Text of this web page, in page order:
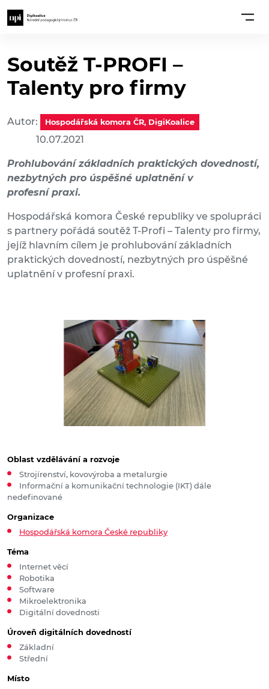
Soutěž T-PROFI –
Talenty pro firmy
Autor: Hospodářská komora ČR, DigiKoalice
10.07.2021
Prohlubování základních praktických dovedností,
nezbytných pro úspěšné uplatnění v
profesní praxi.
Hospodářská komora České republiky ve spolupráci
s partnery pořádá soutěž T-Profi – Talenty pro firmy,
jejíž hlavním cílem je prohlubování základních
praktických dovedností, nezbytných pro úspěšné
uplatnění v profesní praxi.
Oblast vzdělávání a rozvoje
Strojírenství, kovovýroba a metalurgie
Informační a komunikační technologie (IKT) dále
nedefinované
Organizace
Hospodářská komora České republiky
Téma
Internet věcí
Robotika
Software
Mikroelektronika
Digitální dovednosti
Úroveň digitálních dovedností
Základní
Střední
Místo